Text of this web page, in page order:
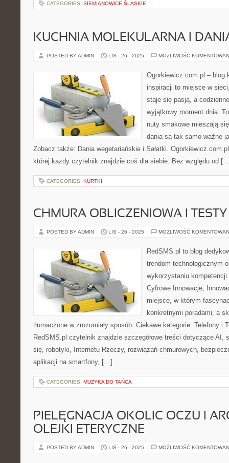
CATEGORIES: SIEMIANOWICE ŚLĄSKIE
KUCHNIA MOLEKULARNA I
POSTED BY ADMIN LIS - 26 - 2025 MOŻLIWOŚĆ
Ogorkiewicz.com.pl – blog
inspiracji to miejsce w
staje się pasją, a
wyjątkowy moment dnia.
nuty smakowe mieszają
dania są tak samo ważne
Zobacz także: Dania wegetariańskie i Sałatki.
której każdy czytelnik znajdzie coś dla siebie. Bez względu od
CATEGORIES: KURTKI
CHMURA OBLICZENIOWA I TESTY
POSTED BY ADMIN LIS - 26 - 2025 MOŻLIWOŚĆ
RedSMS.pl to blog
trendom technologicznym
wykorzystaniu
Cyfrowe Innowacje,
miejsce, w którym
konkretnymi poradami, a
tłumaczone w zrozumiały sposób. Ciekawe kategorie: Telefony i
RedSMS.pl czytelnik znajdzie szczegółowe treści dotyczące AI,
się, robotyki, Internetu Rzeczy, rozwiązań chmurowych,
aplikacji na smartfony, […]
CATEGORIES: MUZYKA DO TAŃCA
PIELĘGNACJA OKOLIC OCZU I
OLEJKI ETERYCZNE
POSTED BY ADMIN LIS - 26 - 2025 MOŻLIWOŚĆ